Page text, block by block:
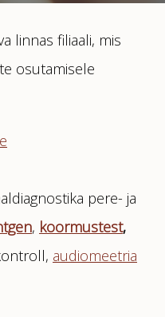
linnas filiaali, mis
osutamisele
pere- ja
, koormustest,
audiomeetria